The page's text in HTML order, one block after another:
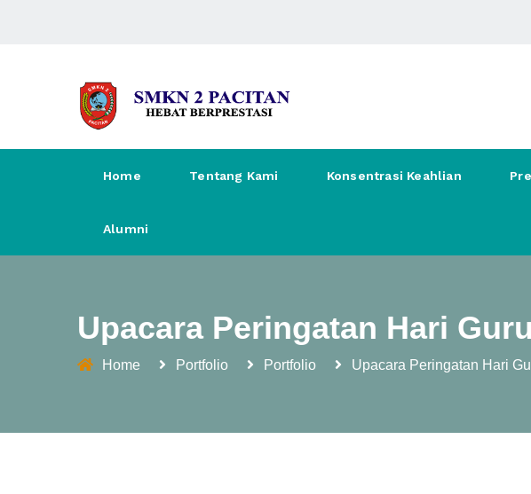
Home Tentang Kami Konsentrasi Keahlian
Alumni
Upacara Peringatan Hari
Home Portfolio Portfolio Upacara Peringatan Hari